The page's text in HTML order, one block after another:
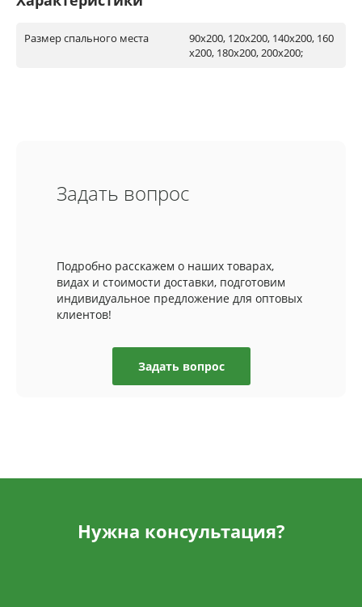
Размер спального места
90х200, 120х200, 140х200, 160
х200, 180х200, 200х200;
Задать вопрос
Подробно расскажем о наших товарах,
видах и стоимости доставки, подготовим
индивидуальное предложение для оптовых
клиентов!
Задать вопрос
Нужна консультация?